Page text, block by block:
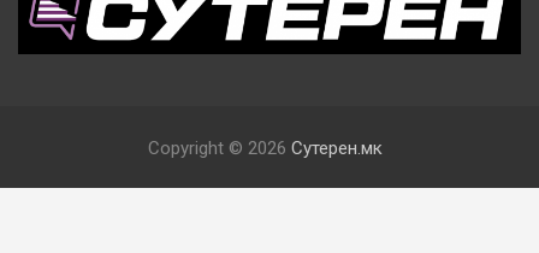
Copyright © 2026 Сутерен.мк